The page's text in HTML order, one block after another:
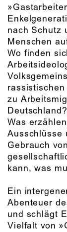
nach Schutz
Menschen
Wo finden
zu
Deutschland?
Was
Ausschlüsse
Gebrauch
kann, was
Ein
Abenteuer
und schlägt
Vielfalt von